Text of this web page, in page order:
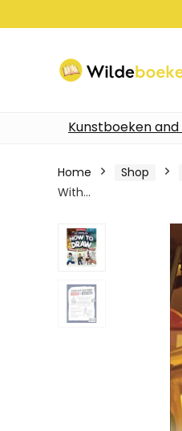
Kunstboeken
Home Shop
With…